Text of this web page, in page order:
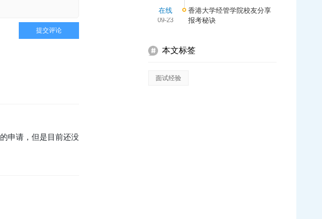
提交评论
申请，但是目前还没
在线
09-23
香港大学经管学院校友分享
报考秘诀
本文标签
面试经验